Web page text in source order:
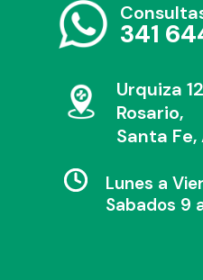
341
Urquiza
Rosario,
Santa
Lunes a
Sabados 9